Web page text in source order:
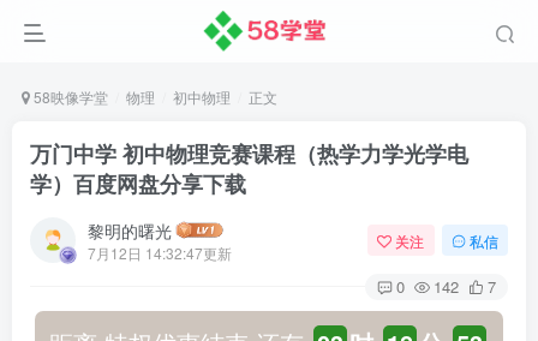
58映像学堂 物理 初中物理 正文
万门中学 初中物理竞赛课程（热学力学光学电
学）百度网盘分享下载
黎明的曙光
7月12日 14:32:47更新
关注 私信
0 142 7